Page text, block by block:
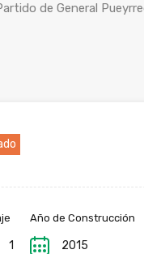
de General
1
Año de Construcción
2015